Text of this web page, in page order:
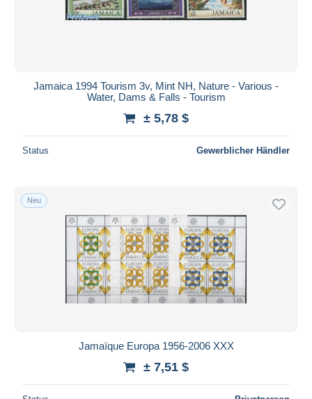
Jamaica 1994 Tourism 3v, Mint NH, Nature - Various -
Water, Dams & Falls - Tourism
± 5,78 $
Status Gewerblicher Händler
Neu
Jamaïque Europa 1956-2006 XXX
± 7,51 $